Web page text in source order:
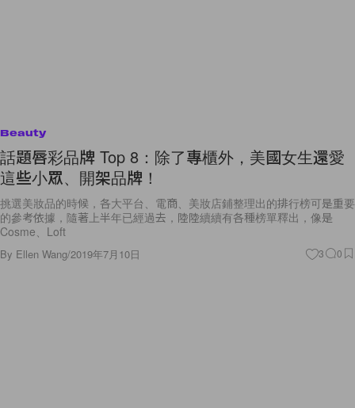
Beauty
話題唇彩品牌 Top 8：除了專櫃外，美國女生還愛
這些小眾、開架品牌！
挑選美妝品的時候，各大平台、電商、美妝店鋪整理出的排行榜可是重要
的參考依據，隨著上半年已經過去，陸陸續續有各種榜單釋出，像是
Cosme、Loft
By Ellen Wang/2019年7月10日 3 0